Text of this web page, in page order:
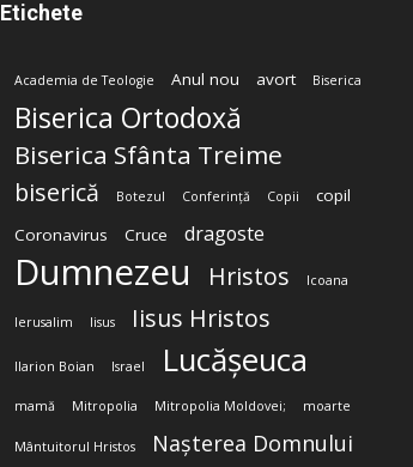
Etichete
Academia de Teologie Anul nou avort Biserica
Biserica Ortodoxă
Biserica Sfânta Treime
biserică Botezul Conferință Copii
copil
Coronavirus
Cruce dragoste
Dumnezeu Hristos Icoana
Ierusalim Iisus Iisus Hristos
Ilarion Boian Israel Lucășeuca
mamă Mitropolia Mitropolia Moldovei; moarte
Mântuitorul Hristos Nașterea Domnului